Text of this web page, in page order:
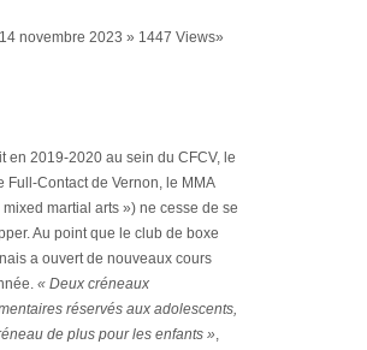
14 novembre 2023 » 1447 Views»
en 2019-2020 au sein du CFCV, le
Full-Contact de Vernon, le MMA
martial arts ») ne cesse de se
Au point que le club de boxe
a ouvert de nouveaux cours
« Deux créneaux
réservés aux adolescents,
de plus pour les enfants »,